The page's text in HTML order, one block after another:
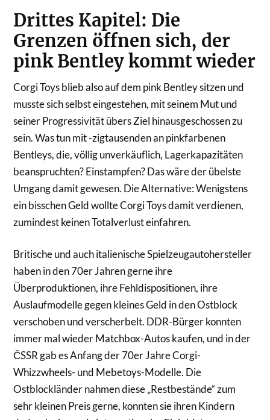
Drittes Kapitel: Die
Grenzen öffnen sich, der
pink Bentley kommt wieder
Corgi Toys blieb also auf dem pink Bentley sitzen und
musste sich selbst eingestehen, mit seinem Mut und
seiner Progressivität übers Ziel hinausgeschossen zu
sein. Was tun mit -zigtausenden an pinkfarbenen
Bentleys, die, völlig unverkäuflich, Lagerkapazitäten
beanspruchten? Einstampfen? Das wäre der übelste
Umgang damit gewesen. Die Alternative: Wenigstens
ein bisschen Geld wollte Corgi Toys damit verdienen,
zumindest keinen Totalverlust einfahren.
Britische und auch italienische Spielzeugautohersteller
haben in den 70er Jahren gerne ihre
Überproduktionen, ihre Fehldispositionen, ihre
Auslaufmodelle gegen kleines Geld in den Ostblock
verschoben und verscherbelt. DDR-Bürger konnten
immer mal wieder Matchbox-Autos kaufen, und in der
ČSSR gab es Anfang der 70er Jahre Corgi-
Whizzwheels- und Mebetoys-Modelle. Die
Ostblockländer nahmen diese „Restbestände“ zum
sehr kleinen Preis gerne, konnten sie ihren Kindern